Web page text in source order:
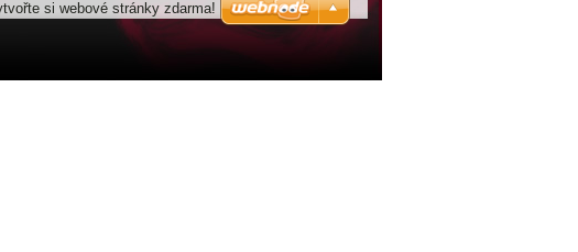
si webové stránky zdarma!